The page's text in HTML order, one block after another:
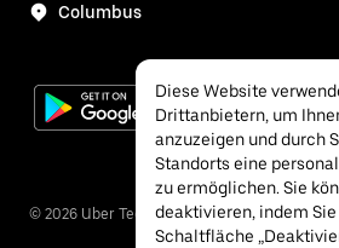
Columbus
© 2026 Uber Technologies Inc.
Diese Website
Drittanbietern, um
anzuzeigen und durch
Standorts eine
zu ermöglichen. Sie
deaktivieren, indem
Schaltfläche